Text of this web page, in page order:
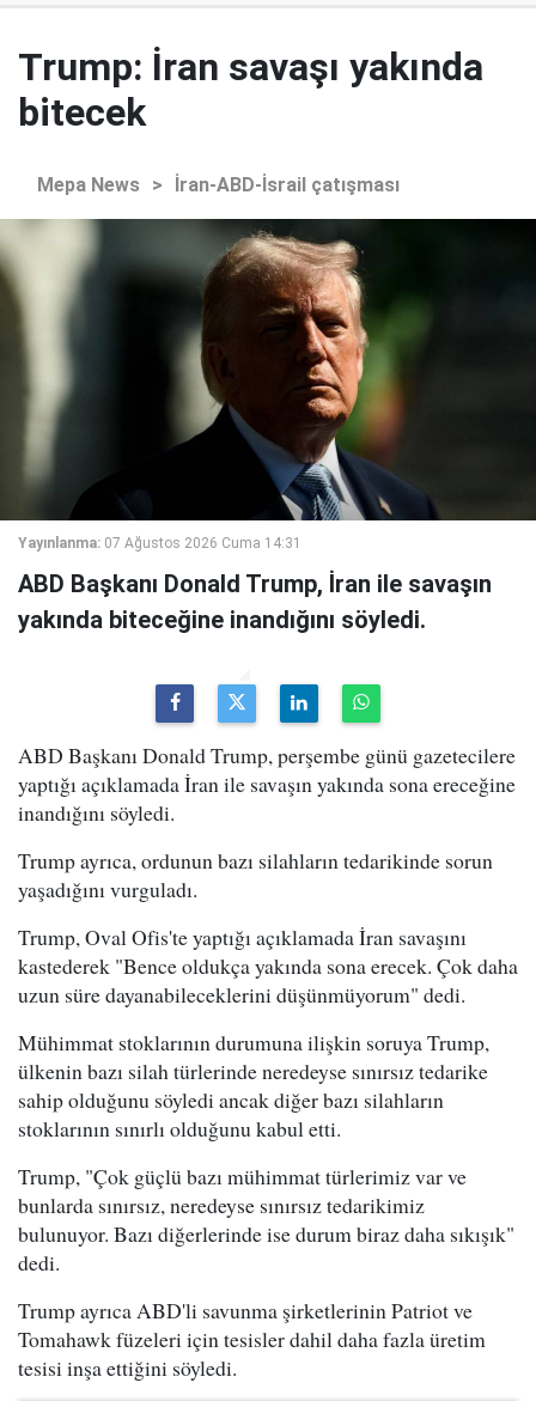
Trump: İran savaşı yakında
bitecek
Mepa News > İran-ABD-İsrail çatışması
Yayınlanma: 07 Ağustos 2026 Cuma 14:31
ABD Başkanı Donald Trump, İran ile savaşın
yakında biteceğine inandığını söyledi.
ABD Başkanı Donald Trump, perşembe günü gazetecilere
yaptığı açıklamada İran ile savaşın yakında sona ereceğine
inandığını söyledi.
Trump ayrıca, ordunun bazı silahların tedarikinde sorun
yaşadığını vurguladı.
Trump, Oval Ofis'te yaptığı açıklamada İran savaşını
kastederek "Bence oldukça yakında sona erecek. Çok daha
uzun süre dayanabileceklerini düşünmüyorum" dedi.
Mühimmat stoklarının durumuna ilişkin soruya Trump,
ülkenin bazı silah türlerinde neredeyse sınırsız tedarike
sahip olduğunu söyledi ancak diğer bazı silahların
stoklarının sınırlı olduğunu kabul etti.
Trump, "Çok güçlü bazı mühimmat türlerimiz var ve
bunlarda sınırsız, neredeyse sınırsız tedarikimiz
bulunuyor. Bazı diğerlerinde ise durum biraz daha sıkışık"
dedi.
Trump ayrıca ABD'li savunma şirketlerinin Patriot ve
Tomahawk füzeleri için tesisler dahil daha fazla üretim
tesisi inşa ettiğini söyledi.